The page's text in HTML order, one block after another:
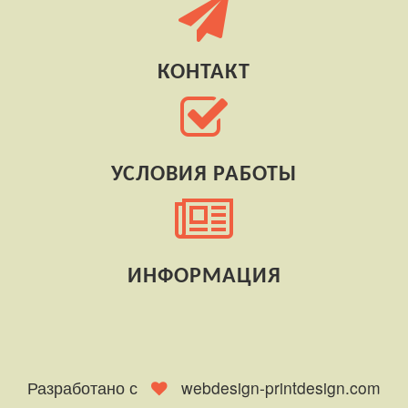
КОНТАКТ
УСЛОВИЯ РАБОТЫ
ИНФОРМАЦИЯ
Разработано с
webdesign-printdesign.com